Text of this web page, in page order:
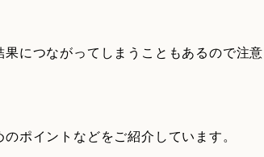
につながってしまうこともあるので注意
ポイントなどをご紹介しています。